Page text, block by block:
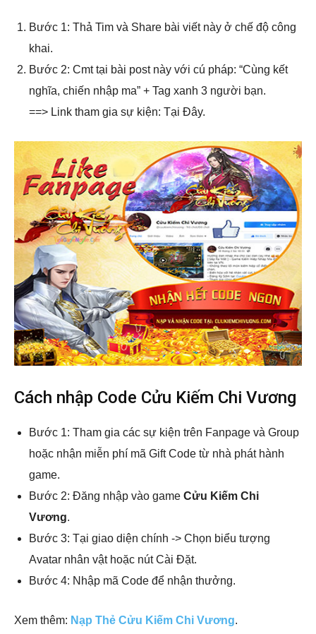
Bước 1: Thả Tim và Share bài viết này ở chế độ công
khai.
Bước 2: Cmt tại bài post này với cú pháp: “Cùng kết
nghĩa, chiến nhập ma” + Tag xanh 3 người bạn.
==> Link tham gia sự kiện: Tại Đây.
Cách nhập Code Cửu Kiếm Chi Vương
Bước 1: Tham gia các sự kiện trên Fanpage và Group
hoặc nhận miễn phí mã Gift Code từ nhà phát hành
game.
Bước 2: Đăng nhập vào game Cửu Kiếm Chi
Vương.
Bước 3: Tại giao diện chính -> Chọn biểu tượng
Avatar nhân vật hoặc nút Cài Đặt.
Bước 4: Nhập mã Code để nhận thưởng.
Xem thêm: Nạp Thẻ Cửu Kiếm Chi Vương.